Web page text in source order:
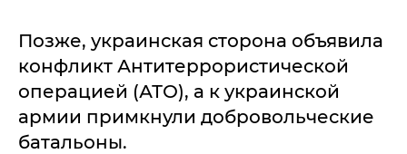
Позже, украинская сторона объявила
конфликт Антитеррористической
операцией (АТО), а к украинской
армии примкнули добровольческие
батальоны.